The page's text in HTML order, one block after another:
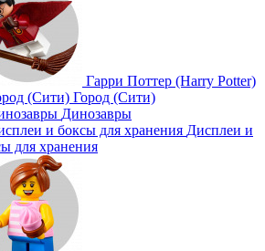
Гарри Поттер (Harry Potter)
Город (Сити)
Динозавры
Дисплеи и
для хранения